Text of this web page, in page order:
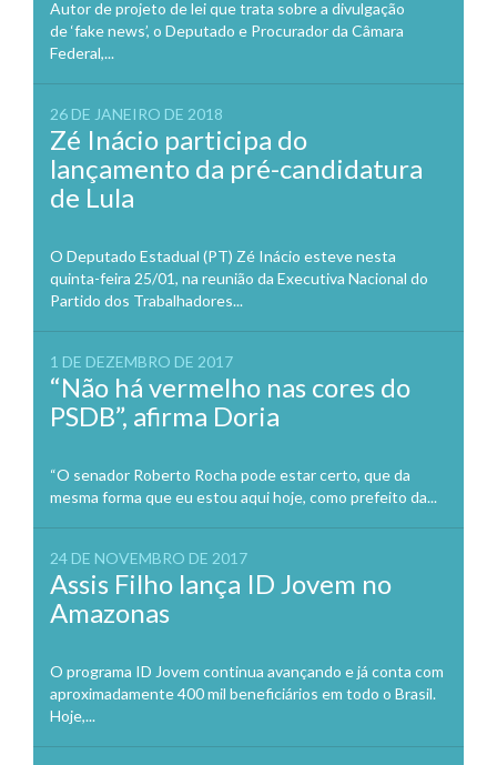
Autor de projeto de lei que trata sobre a divulgação
de ‘fake news’, o Deputado e Procurador da Câmara
Federal,...
26 DE JANEIRO DE 2018
Zé Inácio participa do
lançamento da pré-candidatura
de Lula
O Deputado Estadual (PT) Zé Inácio esteve nesta
quinta-feira 25/01, na reunião da Executiva Nacional do
Partido dos Trabalhadores...
1 DE DEZEMBRO DE 2017
“Não há vermelho nas cores do
PSDB”, afirma Doria
“O senador Roberto Rocha pode estar certo, que da
mesma forma que eu estou aqui hoje, como prefeito da...
24 DE NOVEMBRO DE 2017
Assis Filho lança ID Jovem no
Amazonas
O programa ID Jovem continua avançando e já conta com
aproximadamente 400 mil beneficiários em todo o Brasil.
Hoje,...